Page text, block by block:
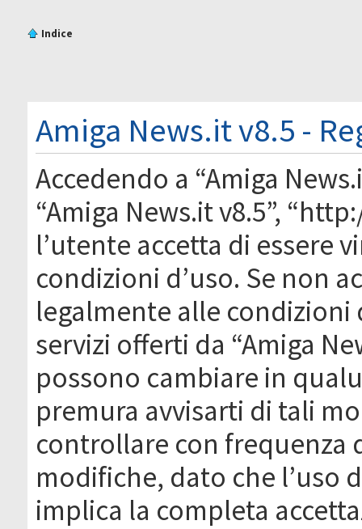
Indice
Amiga News.it v8.5 -
Accedendo a “Amiga
“Amiga News.it v8.5”,
l’utente accetta di essere
condizioni d’uso. Se non
legalmente alle condizioni
servizi offerti da “Amiga
possono cambiare in
premura avvisarti di tali
controllare con frequenza
modifiche, dato che l’uso
implica la completa